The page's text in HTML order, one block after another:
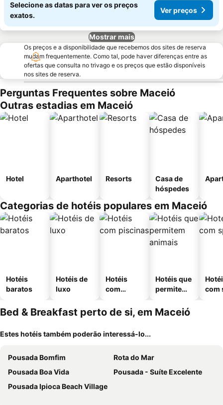
Selecione as datas para ver os preços
exatos.
Ver preços
Mostrar mais
Os preços e a disponibilidade que recebemos dos sites de reserva
mudam frequentemente. Como tal, pode haver diferenças entre as
ofertas que consulta no trivago e os preços que estão disponíveis
nos sites de reserva.
Perguntas Frequentes sobre Maceió
Outras estadias em Maceió
Hotel Aparthotel Resorts
Casa de
hóspedes
Categorias de hotéis populares em Maceió
Hotéis
baratos
Hotéis de
luxo
Hotéis
com
Hotéis que
permitem
com
Bed & Breakfast perto de si, em Maceió
Estes hotéis também poderão interessá-lo...
Pousada Bomfim
Rota do Mar
Pousada Boa Vida
Pousada - Suíte Excelente
Pousada Ipioca Beach Village